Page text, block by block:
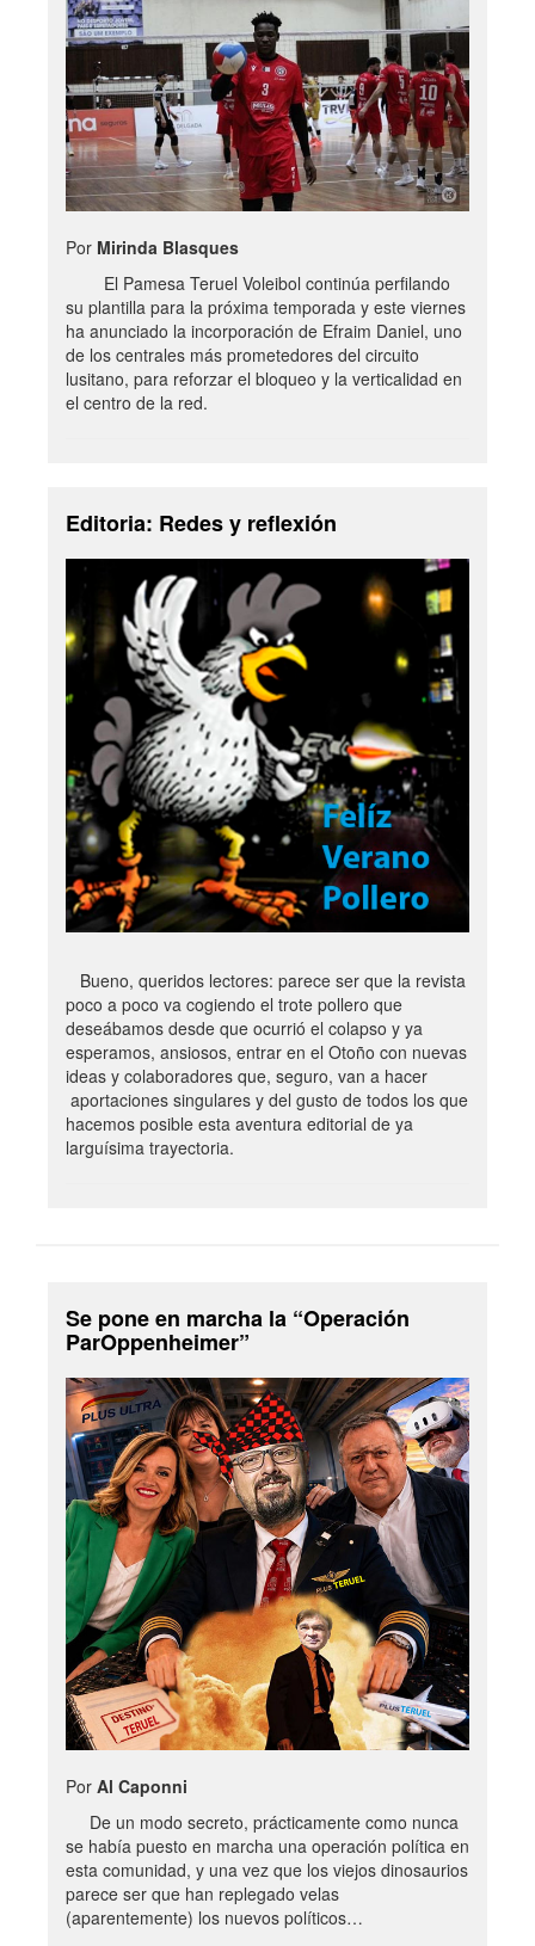
Por Mirinda Blasques
El Pamesa Teruel Voleibol continúa perfilando
su plantilla para la próxima temporada y este viernes
ha anunciado la incorporación de Efraim Daniel, uno
de los centrales más prometedores del circuito
lusitano, para reforzar el bloqueo y la verticalidad en
el centro de la red.
Editoria: Redes y reflexión
Bueno, queridos lectores: parece ser que la revista
poco a poco va cogiendo el trote pollero que
deseábamos desde que ocurrió el colapso y ya
esperamos, ansiosos, entrar en el Otoño con nuevas
ideas y colaboradores que, seguro, van a hacer
aportaciones singulares y del gusto de todos los que
hacemos posible esta aventura editorial de ya
larguísima trayectoria.
Se pone en marcha la “Operación
ParOppenheimer”
Por Al Caponni
De un modo secreto, prácticamente como nunca
se había puesto en marcha una operación política en
esta comunidad, y una vez que los viejos dinosaurios
parece ser que han replegado velas
(aparentemente) los nuevos políticos…